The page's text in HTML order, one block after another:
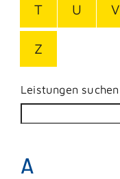
T U V
Z
Leistungen suchen
A